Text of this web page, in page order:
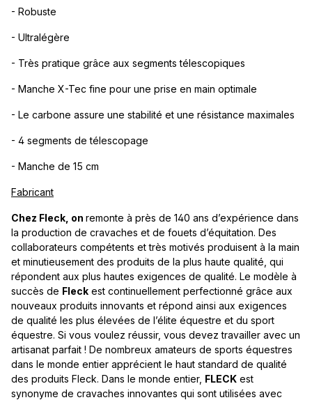
- Robuste
- Ultralégère
- Très pratique grâce aux segments télescopiques
- Manche X-Tec fine pour une prise en main optimale
- Le carbone assure une stabilité et une résistance maximales
- 4 segments de télescopage
- Manche de 15 cm
Fabricant
Chez Fleck, on remonte à près de 140 ans d’expérience dans
la production de cravaches et de fouets d’équitation. Des
collaborateurs compétents et très motivés produisent à la main
et minutieusement des produits de la plus haute qualité, qui
répondent aux plus hautes exigences de qualité. Le modèle à
succès de Fleck est continuellement perfectionné grâce aux
nouveaux produits innovants et répond ainsi aux exigences
de qualité les plus élevées de l’élite équestre et du sport
équestre. Si vous voulez réussir, vous devez travailler avec un
artisanat parfait ! De nombreux amateurs de sports équestres
dans le monde entier apprécient le haut standard de qualité
des produits Fleck. Dans le monde entier, FLECK est
synonyme de cravaches innovantes qui sont utilisées avec